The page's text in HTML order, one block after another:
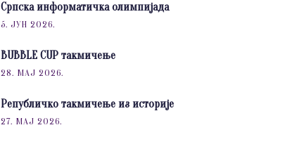
Српска информатичка олимпијада
5. ЈУН 2026.
BUBBLE CUP такмичење
28. МАЈ 2026.
Републичко такмичење из историје
27. МАЈ 2026.